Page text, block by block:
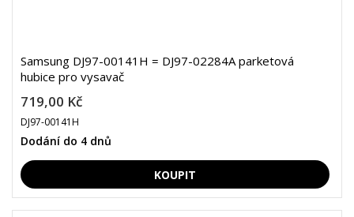
Samsung DJ97-00141H = DJ97-02284A parketová
hubice pro vysavač
719,00 Kč
DJ97-00141H
Dodání do 4 dnů